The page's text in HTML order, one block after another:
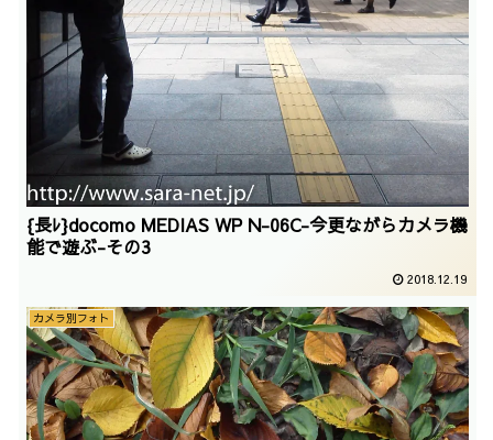
{長ﾚ}docomo MEDIAS WP N-06C-今更ながらカメラ機
能で遊ぶ-その3
2018.12.19
カメラ別フォト